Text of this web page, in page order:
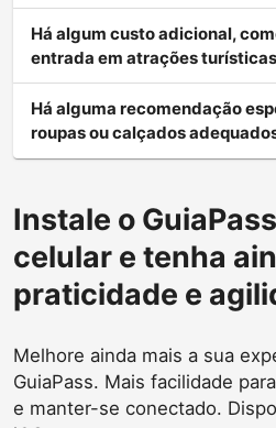
Há algum custo adicional,
entrada em atrações
Há alguma recomendação
roupas ou calçados
Instale o
celular e tenha
praticidade e
Melhore ainda mais a sua
GuiaPass. Mais facilidade
e manter-se conectado.